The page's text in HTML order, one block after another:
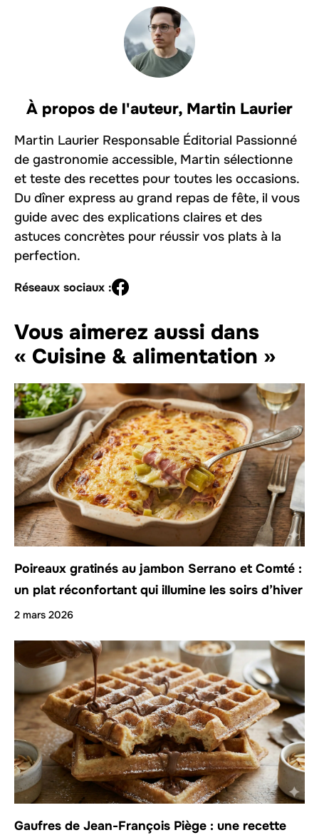
À propos de l'auteur, Martin Laurier
Martin Laurier Responsable Éditorial Passionné
de gastronomie accessible, Martin sélectionne
et teste des recettes pour toutes les occasions.
Du dîner express au grand repas de fête, il vous
guide avec des explications claires et des
astuces concrètes pour réussir vos plats à la
perfection.
Réseaux sociaux :
Vous aimerez aussi dans
« Cuisine & alimentation »
Poireaux gratinés au jambon Serrano et Comté :
un plat réconfortant qui illumine les soirs d’hiver
2 mars 2026
Gaufres de Jean-François Piège : une recette